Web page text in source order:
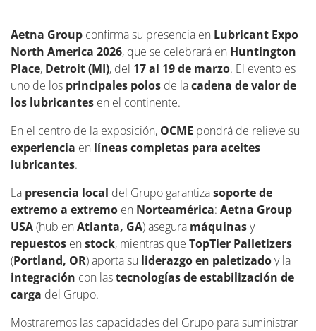
Aetna Group confirma su presencia en Lubricant Expo
North America 2026, que se celebrará en Huntington
Place, Detroit (MI), del 17 al 19 de marzo. El evento es
uno de los principales polos de lacadena de valor de
los lubricantes en el continente.
En el centro de la exposición, OCME pondrá de relieve su
experiencia en líneas completas para aceites
lubricantes.
La presencia local del Grupo garantizasoporte de
extremo a extremo en Norteamérica: Aetna Group
USA(hub en Atlanta, GA) asegura máquinasy
repuestos en stock, mientras que TopTier Palletizers
(Portland, OR) aporta su liderazgo en paletizadoy la
integración con lastecnologías de estabilización de
carga del Grupo.
Mostraremos las capacidades del Grupo para suministrar